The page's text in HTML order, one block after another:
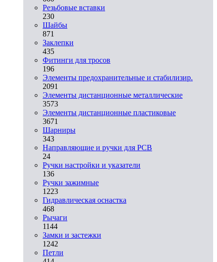
Резьбовые вставки
230
Шайбы
871
Заклепки
435
Фитинги для тросов
196
Элементы предохранительные и стабилизир.
2091
Элементы дистанционные металлические
3573
Элементы дистанционные пластиковые
3671
Шарниры
343
Направляющие и ручки для PCB
24
Ручки настройки и указатели
136
Ручки зажимные
1223
Гидравлическая оснастка
468
Рычаги
1144
Замки и застежки
1242
Петли